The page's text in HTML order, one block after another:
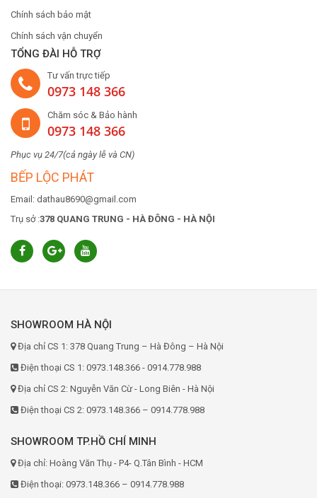
Chính sách bảo mật
Chính sách vận chuyển
TỔNG ĐÀI HỖ TRỢ
Tư vấn trực tiếp
0973 148 366
Chăm sóc & Bảo hành
0973 148 366
Phục vụ 24/7(cả ngày lễ và CN)
BẾP LỘC PHÁT
Email: dathau8690@gmail.com
Trụ sở :378 QUANG TRUNG - HÀ ĐÔNG - HÀ NỘI
SHOWROOM HÀ NỘI
Địa chỉ CS 1: 378 Quang Trung – Hà Đông – Hà Nội
Điện thoại CS 1: 0973.148.366 - 0914.778.988
Địa chỉ CS 2: Nguyễn Văn Cừ - Long Biên - Hà Nội
Điện thoại CS 2: 0973.148.366 – 0914.778.988
SHOWROOM TP.HỒ CHÍ MINH
Địa chỉ: Hoàng Văn Thụ - P4- Q.Tân Bình - HCM
Điện thoại: 0973.148.366 – 0914.778.988